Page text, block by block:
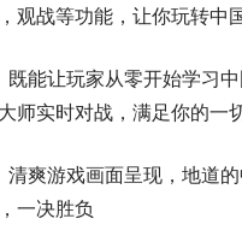
观战等功能，让你玩转中
既能让玩家从零开始学习
师实时对战，满足你的一
清爽游戏画面呈现，地道
一决胜负